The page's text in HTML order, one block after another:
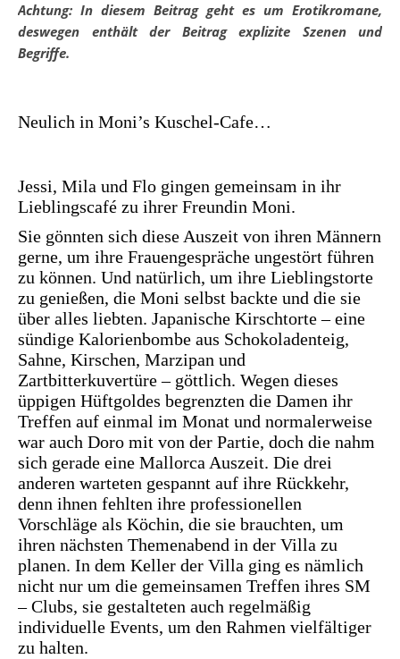
Achtung: In diesem Beitrag geht es um Erotikromane,
deswegen enthält der Beitrag explizite Szenen und
Begriffe.
Neulich in Moni’s Kuschel-Cafe…
Jessi, Mila und Flo gingen gemeinsam in ihr
Lieblingscafé zu ihrer Freundin Moni.
Sie gönnten sich diese Auszeit von ihren Männern
gerne, um ihre Frauengespräche ungestört führen
zu können. Und natürlich, um ihre Lieblingstorte
zu genießen, die Moni selbst backte und die sie
über alles liebten. Japanische Kirschtorte – eine
sündige Kalorienbombe aus Schokoladenteig,
Sahne, Kirschen, Marzipan und
Zartbitterkuvertüre – göttlich. Wegen dieses
üppigen Hüftgoldes begrenzten die Damen ihr
Treffen auf einmal im Monat und normalerweise
war auch Doro mit von der Partie, doch die nahm
sich gerade eine Mallorca Auszeit. Die drei
anderen warteten gespannt auf ihre Rückkehr,
denn ihnen fehlten ihre professionellen
Vorschläge als Köchin, die sie brauchten, um
ihren nächsten Themenabend in der Villa zu
planen. In dem Keller der Villa ging es nämlich
nicht nur um die gemeinsamen Treffen ihres SM
– Clubs, sie gestalteten auch regelmäßig
individuelle Events, um den Rahmen vielfältiger
zu halten.